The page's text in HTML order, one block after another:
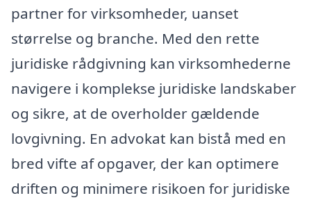
partner for virksomheder, uanset
størrelse og branche. Med den rette
juridiske rådgivning kan virksomhederne
navigere i komplekse juridiske landskaber
og sikre, at de overholder gældende
lovgivning. En advokat kan bistå med en
bred vifte af opgaver, der kan optimere
driften og minimere risikoen for juridiske